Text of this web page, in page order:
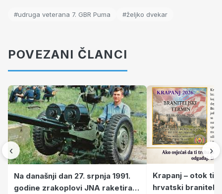
#udruga veterana 7. GBR Puma #željko dvekar
POVEZANI ČLANCI
‹
Na današnji dan 27. srpnja 1991.
godine zrakoplovi JNA raketirali
Krapanj – otok
hrvatski branitelji
›